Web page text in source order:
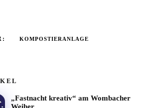
KOMPOSTIERANLAGE
„Fastnacht kreativ“ am Wombacher
Weiher